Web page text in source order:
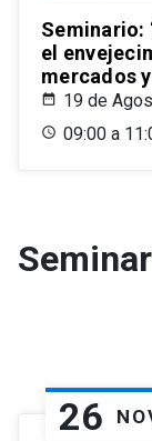
Seminario:
el
mercados
19 de
09:00 a
26